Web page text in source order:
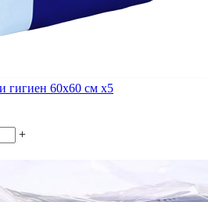
гигиен 60х60 см x5
+